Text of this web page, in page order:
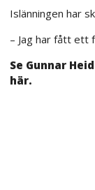
Islänningen har
– Jag har fått ett
Se Gunnar
här.